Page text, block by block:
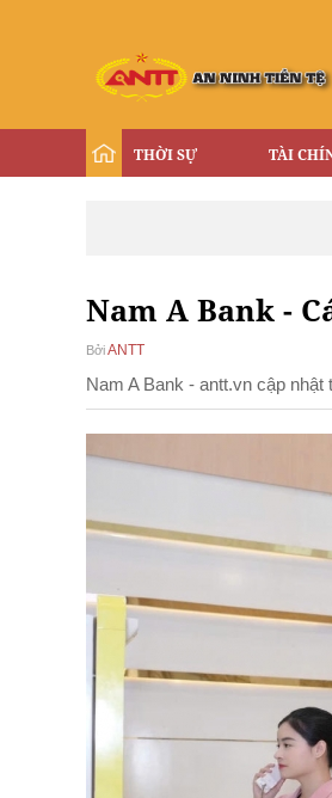
THỜI SỰ TÀI
Nam A Bank -
BởiANTT
Nam A Bank - antt.vn cập